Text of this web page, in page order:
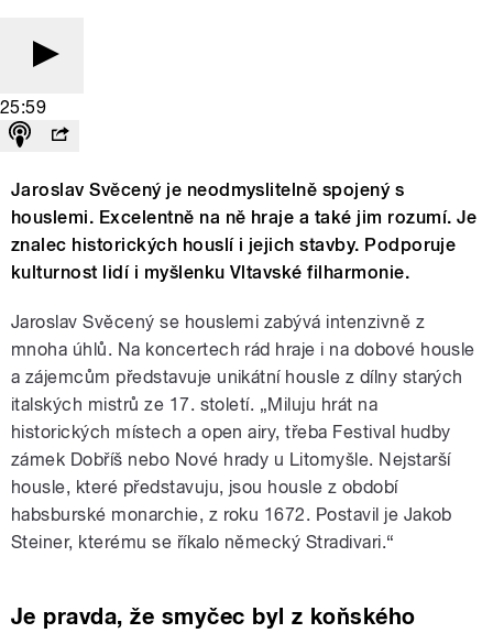
25:59
Jaroslav Svěcený je neodmyslitelně spojený s
houslemi. Excelentně na ně hraje a také jim rozumí. Je
znalec historických houslí i jejich stavby. Podporuje
kulturnost lidí i myšlenku Vltavské filharmonie.
Jaroslav Svěcený se houslemi zabývá intenzivně z
mnoha úhlů. Na koncertech rád hraje i na dobové housle
a zájemcům představuje unikátní housle z dílny starých
italských mistrů ze 17. století. „Miluju hrát na
historických místech a open airy, třeba Festival hudby
zámek Dobříš nebo Nové hrady u Litomyšle. Nejstarší
housle, které představuju, jsou housle z období
habsburské monarchie, z roku 1672. Postavil je Jakob
Steiner, kterému se říkalo německý Stradivari.“
Je pravda, že smyčec byl z koňského